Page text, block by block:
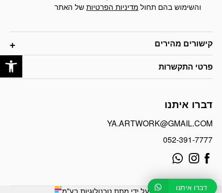
קישורים מהירים
פרטי התקשרות
דברו איתנו
YA.ARTWORK@GMAIL.COM
052-391-7777
והשימוש בהם תחולמדיניות הפרטיותשל האתר
פותח על ידי מתת טכנולוגיות בע"מ דברו איתנו